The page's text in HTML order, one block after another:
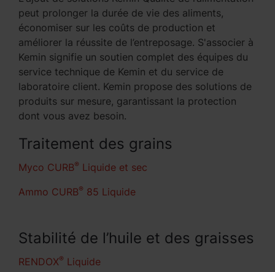
peut prolonger la durée de vie des aliments,
économiser sur les coûts de production et
améliorer la réussite de l’entreposage. S'associer à
Kemin signifie un soutien complet des équipes du
service technique de Kemin et du service de
laboratoire client. Kemin propose des solutions de
produits sur mesure, garantissant la protection
dont vous avez besoin.
Traitement des grains
Myco CURB® Liquide et sec
Ammo CURB® 85 Liquide
Stabilité de l’huile et des graisses
RENDOX® Liquide